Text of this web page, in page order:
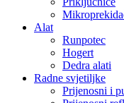
Alat
Runpotec
Hogert
Dedra alati
Radne svjetiljke
Prijenosni i